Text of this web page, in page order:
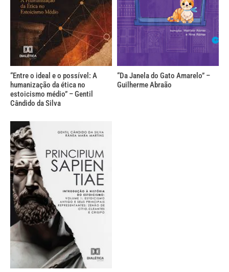
“Entre o ideal e o possível: A
humanização da ética no
estoicismo médio” – Gentil
Cândido da Silva
“Da Janela do Gato Amarelo” –
Guilherme Abraão